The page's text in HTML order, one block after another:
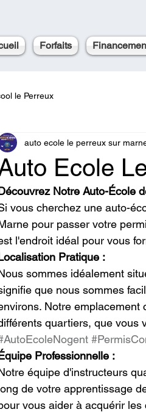
Forfaits
le Perreux
Ecole
auto ecole le perreux sur
Notre Auto-École
vous cherchez une auto-
pour passer votre
l'endroit idéal pour vous
Pratique :
sommes idéalement
que nous sommes
Notre emplacement
quartiers, que vous
Professionnelle :
équipe d'instructeurs
de votre apprentissage
vous aider à acquérir